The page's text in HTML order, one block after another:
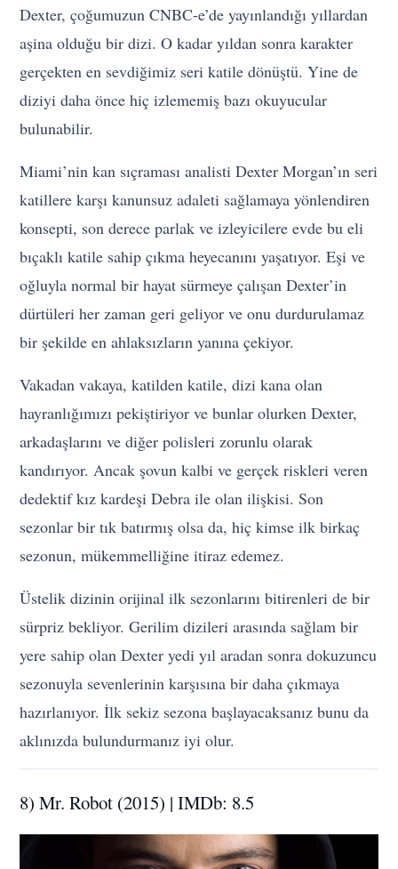
Dexter, çoğumuzun CNBC-e’de yayınlandığı yıllardan
aşina olduğu bir dizi. O kadar yıldan sonra karakter
gerçekten en sevdiğimiz seri katile dönüştü. Yine de
diziyi daha önce hiç izlememiş bazı okuyucular
bulunabilir.
Miami’nin kan sıçraması analisti Dexter Morgan’ın seri
katillere karşı kanunsuz adaleti sağlamaya yönlendiren
konsepti, son derece parlak ve izleyicilere evde bu eli
bıçaklı katile sahip çıkma heyecanını yaşatıyor. Eşi ve
oğluyla normal bir hayat sürmeye çalışan Dexter’in
dürtüleri her zaman geri geliyor ve onu durdurulamaz
bir şekilde en ahlaksızların yanına çekiyor.
Vakadan vakaya, katilden katile, dizi kana olan
hayranlığımızı pekiştiriyor ve bunlar olurken Dexter,
arkadaşlarını ve diğer polisleri zorunlu olarak
kandırıyor. Ancak şovun kalbi ve gerçek riskleri veren
dedektif kız kardeşi Debra ile olan ilişkisi. Son
sezonlar bir tık batırmış olsa da, hiç kimse ilk birkaç
sezonun, mükemmelliğine itiraz edemez.
Üstelik dizinin orijinal ilk sezonlarını bitirenleri de bir
sürpriz bekliyor. Gerilim dizileri arasında sağlam bir
yere sahip olan Dexter yedi yıl aradan sonra dokuzuncu
sezonuyla sevenlerinin karşısına bir daha çıkmaya
hazırlanıyor. İlk sekiz sezona başlayacaksanız bunu da
aklınızda bulundurmanız iyi olur.
8) Mr. Robot (2015) | IMDb: 8.5